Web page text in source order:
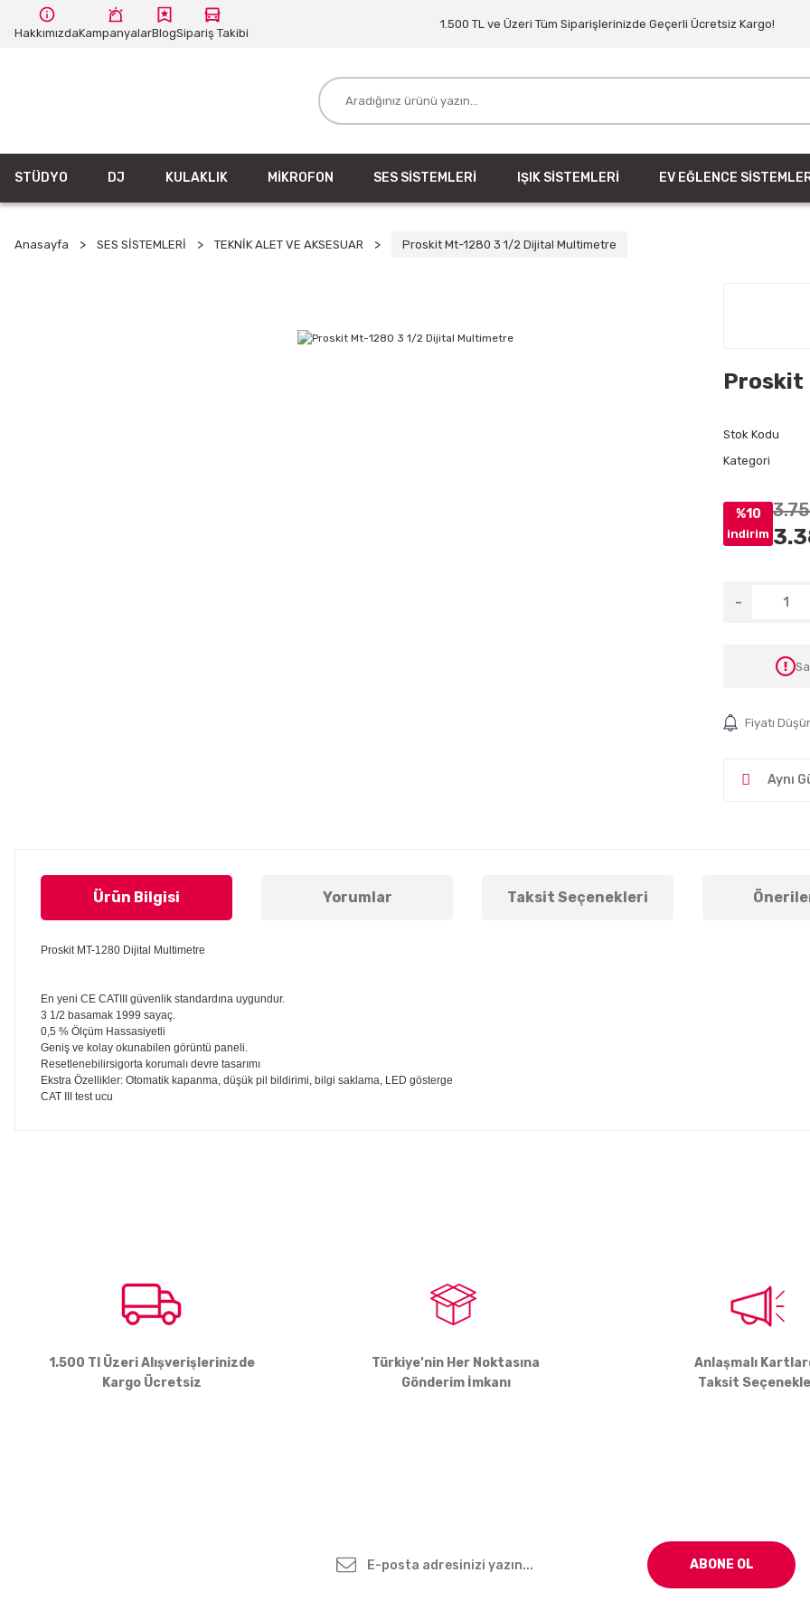
HakkımızdaKampanyalarBlogSipariş Takibi
1.500 TL ve Üzeri Tüm Siparişlerinizde Geçerli Ücretsiz Kargo!
STÜDYO DJ KULAKLIK MİKROFON SES SİSTEMLERİ IŞIK SİSTEMLERİ EV EĞLENCE
Anasayfa SES SİSTEMLERİ TEKNİK ALET VE AKSESUAR Proskit Mt-1280 3 1/2 Dijital Multimetre
Proskit
Stok Kodu
Kategori
%10
indirim
Fiyatı
Aynı
Ürün Bilgisi Yorumlar Taksit Seçenekleri
Proskit MT-1280 Dijital Multimetre
En yeni CE CATIII güvenlik standardına uygundur.
3 1/2 basamak 1999 sayaç.
0,5 % Ölçüm Hassasiyetli
Geniş ve kolay okunabilen görüntü paneli.
Resetlenebilirsigorta korumalı devre tasarımı
Ekstra Özellikler: Otomatik kapanma, düşük pil bildirimi, bilgi saklama, LED gösterge
CAT III test ucu
Bu ürüne benzer farklı alternatifler olmalı.
1.500 Tl Üzeri Alışverişlerinizde
Kargo Ücretsiz
Türkiye’nin Her Noktasına
Gönderim İmkanı
Anlaşmalı
Taksit
ABONE OL